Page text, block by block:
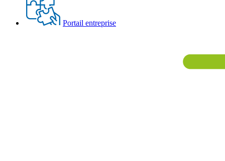
Portail entreprise